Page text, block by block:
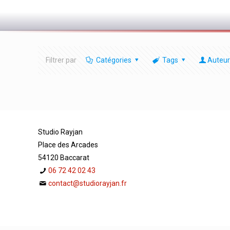
Filtrer par Catégories Tags
Studio Rayjan
Place des Arcades
54120 Baccarat
06 72 42 02 43
contact@studiorayjan.fr